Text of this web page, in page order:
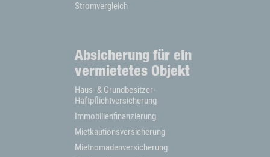
Stromvergleich
Absicherung für ein
vermietetes Objekt
Haus- & Grundbesitzer-
Haftpflichtversicherung
Immobilienfinanzierung
Mietkautionsversicherung
Mietnomadenversicherung